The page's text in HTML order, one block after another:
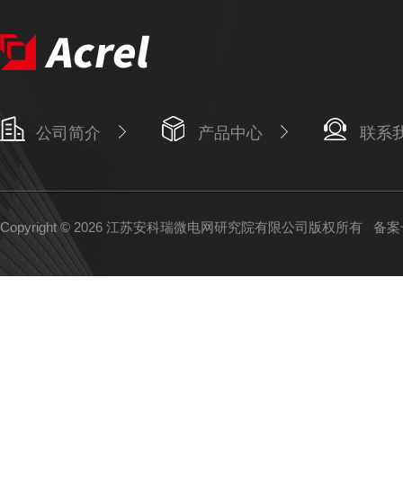
公司简介 产品中心 联系
Copyright © 2026 江苏安科瑞微电网研究院有限公司版权所有 备案